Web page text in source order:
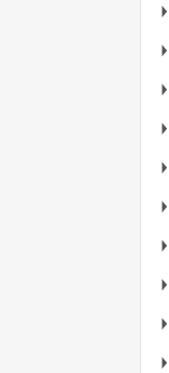
▶
▶
▶
▶
▶
▶
▶
▶
▶
▶